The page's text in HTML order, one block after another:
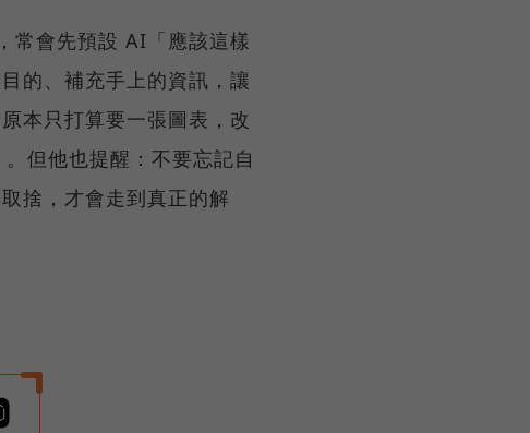
常會先預設 AI「應該這樣
的、補充手上的資訊，讓
本只打算要一張圖表，改
但他也提醒：不要忘記自
捨，才會走到真正的解